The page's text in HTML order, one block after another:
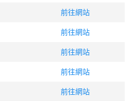
前往網站
前往網站
前往網站
前往網站
前往網站